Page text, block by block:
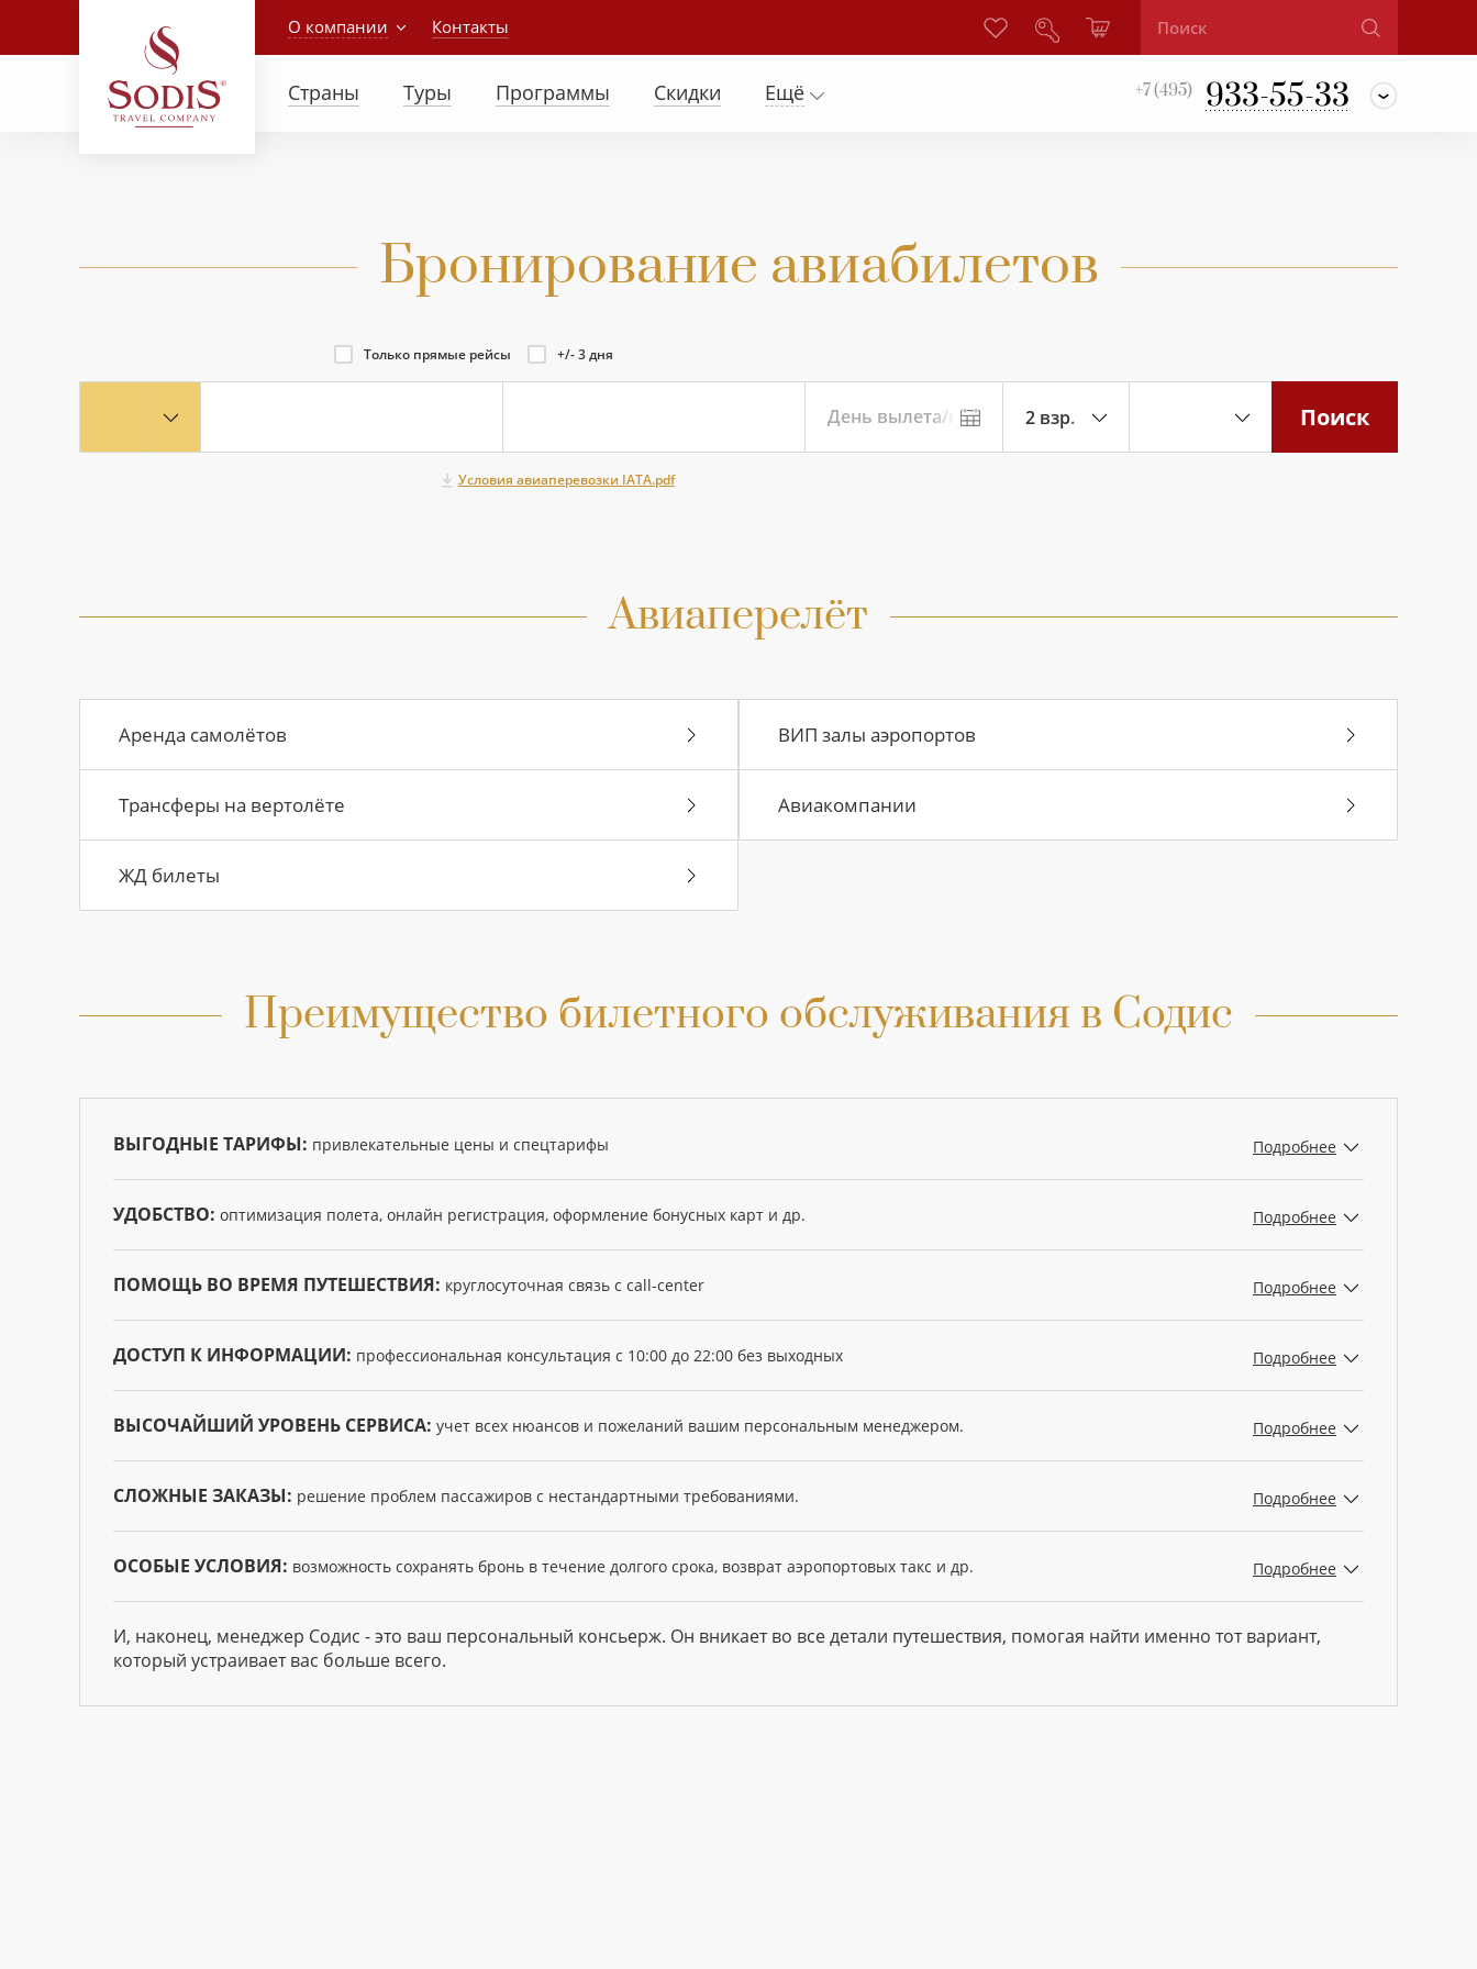
О компании Контакты
Страны Туры Программы Скидки Ещё +7 (495) 933-55-33
Бронирование авиабилетов
Только прямые рейсы +/- 3 дня
День вылета/прилета 2 взр. Поиск
Условия авиаперевозки IATA.pdf
Авиаперелёт
Аренда самолётов ВИП залы аэропортов
Трансферы на вертолёте Авиакомпании
ЖД билеты
Преимущество билетного обслуживания в Содис
ВЫГОДНЫЕ ТАРИФЫ: привлекательные цены и спецтарифы Подробнее
УДОБСТВО: оптимизация полета, онлайн регистрация, оформление бонусных карт и др. Подробнее
ПОМОЩЬ ВО ВРЕМЯ ПУТЕШЕСТВИЯ: круглосуточная связь с call-center Подробнее
ДОСТУП К ИНФОРМАЦИИ: профессиональная консультация с 10:00 до 22:00 без выходных Подробнее
ВЫСОЧАЙШИЙ УРОВЕНЬ СЕРВИСА: учет всех нюансов и пожеланий вашим персональным менеджером. Подробнее
СЛОЖНЫЕ ЗАКАЗЫ: решение проблем пассажиров с нестандартными требованиями. Подробнее
ОСОБЫЕ УСЛОВИЯ: возможность сохранять бронь в течение долгого срока, возврат аэропортовых такс и др. Подробнее
И, наконец, менеджер Содис - это ваш персональный консьерж. Он вникает во все детали путешествия, помогая найти именно тот вариант,
который устраивает вас больше всего.